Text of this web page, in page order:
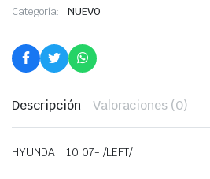
Categoría: NUEVO
Descripción Valoraciones (0)
HYUNDAI I10 07- /LEFT/